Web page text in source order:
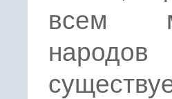
всем